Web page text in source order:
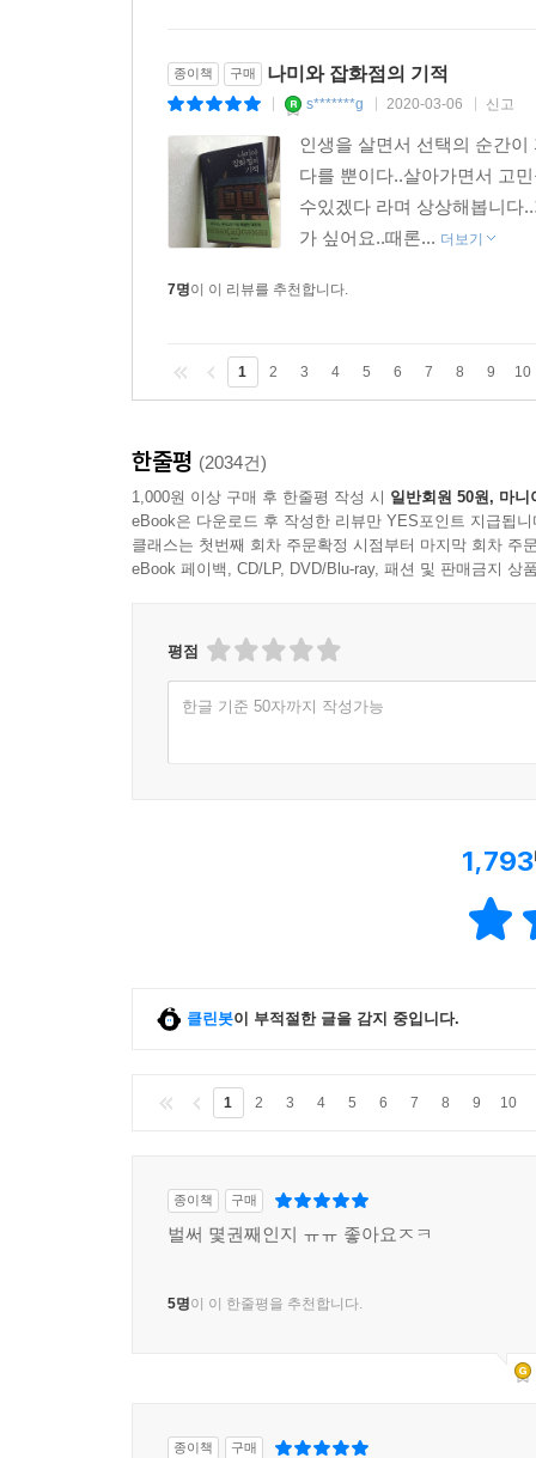
종이책 구매 나미와 잡화점의 기적
s*******g 2020-03-06 신고
인생을 살면서 선택의 순간
다를 뿐이다..살아가면서 고
수있겠다 라며 상상해봅니다
가 싶어요..때론... 더보기
7명이 이 리뷰를 추천합니다.
1 2 3 4 5 6 7 8 9 10
한줄평 (2034건)
1,000원 이상 구매 후 한줄평 작성 시 일반회원 50원, 마니
eBook은 다운로드 후 작성한 리뷰만 YES포인트 지급됩니
클래스는 첫번째 회차 주문확정 시점부터 마지막 회차 주
eBook 페이백, CD/LP, DVD/Blu-ray, 패션 및 판매금지 상
평점
한글 기준 50자까지 작성가능
1,793
클린봇이 부적절한 글을 감지 중입니다.
1 2 3 4 5 6 7 8 9 10
종이책 구매
벌써 몇권째인지 ㅠㅠ 좋아요ㅈㅋ
5명이 이 한줄평을 추천합니다.
종이책 구매